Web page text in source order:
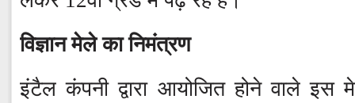
विज्ञान मेले का निमंत्रण
इंटैल कंपनी द्वारा आयोजित होने वाले